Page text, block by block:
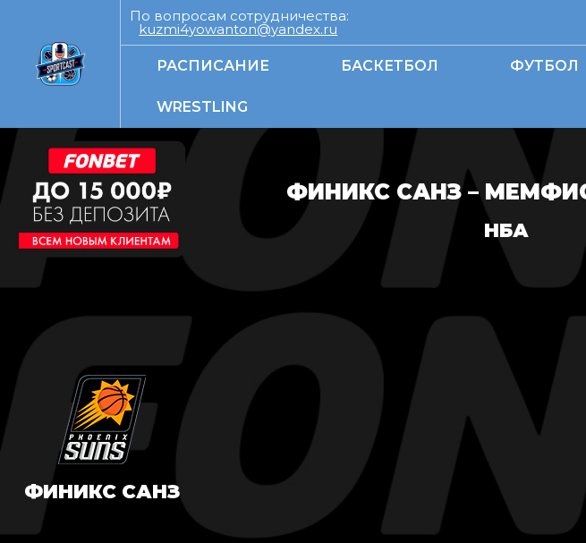
По вопросам сотрудничества:
kuzmi4yowanton@yandex.ru
РАСПИСАНИЕ БАСКЕТБОЛ ФУТБОЛ
WRESTLING
ФИНИКС САНЗ
ФИНИКС САНЗ –
НБА